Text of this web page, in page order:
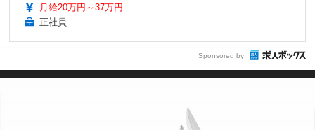
月給20万円～37万円
正社員
Sponsored by